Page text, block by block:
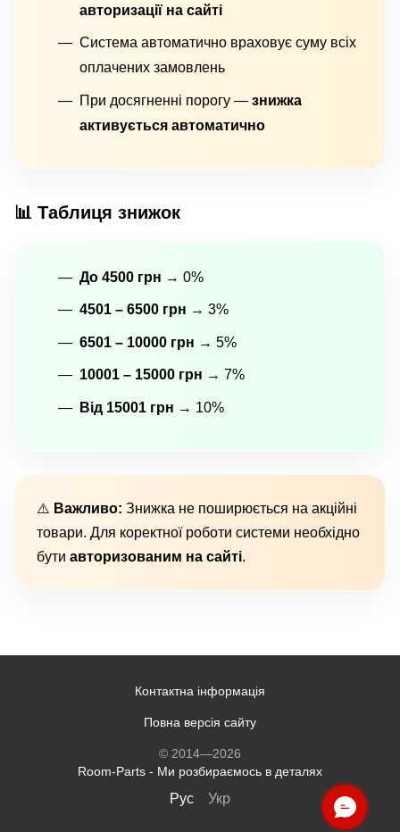
авторизації на сайті
Система автоматично враховує суму всіх
оплачених замовлень
При досягненні порогу — знижка
активується автоматично
📊 Таблиця знижок
До 4500 грн → 0%
4501 – 6500 грн → 3%
6501 – 10000 грн → 5%
10001 – 15000 грн → 7%
Від 15001 грн → 10%
⚠️ Важливо: Знижка не поширюється на акційні
товари. Для коректної роботи системи необхідно
бути авторизованим на сайті.
Контактна інформація
Повна версія сайту
© 2014—2026
Room-Parts - Ми розбираємось в деталях
Рус Укр